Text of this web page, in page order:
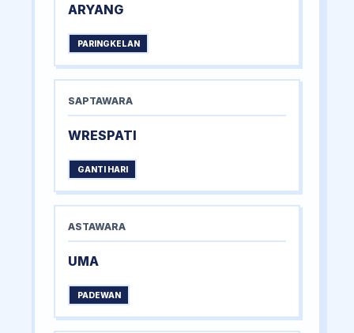
ARYANG
PARINGKELAN
SAPTAWARA
WRESPATI
GANTI HARI
ASTAWARA
UMA
PADEWAN